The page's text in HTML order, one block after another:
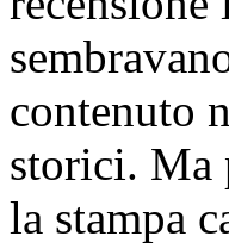
contenuto
storici. Ma
la stampa